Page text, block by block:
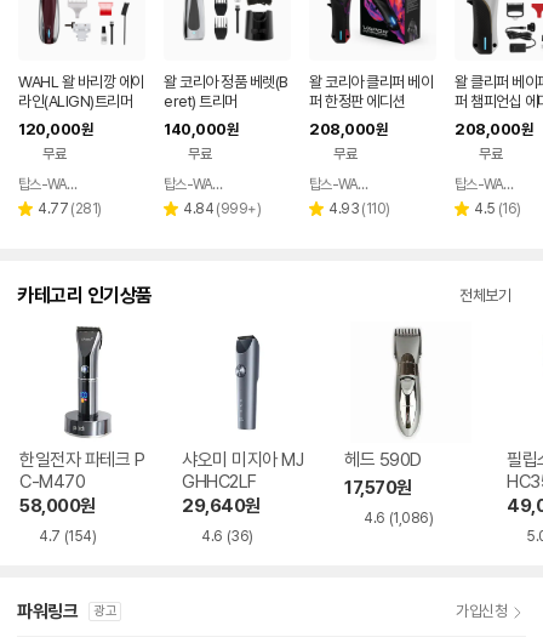
WAHL 왈 바리깡 에이
라인(ALIGN)트리머
120,000원
무료
페이
탑스-WAHL 공식수입회사
별 4.77 리
(281)
왈 코리아 정품 베렛(B
eret) 트리머
140,000원
무료
페이
탑스-WAHL 공식수입회사
별 4.84 리
(999+)
왈 코리아 클리퍼 베이
퍼 한정판 에디션
208,000원
무료
페이
탑스-WAHL 공식수입회사
별 4.93 리
(110)
왈 클리퍼 베이
퍼 챔피언십 에
208,000원
무료
탑스-WAHL 공식수입회사
별 4.5 리
(16)
카테고리 인기상품 전체보기
한일전자 파테크 P
C-M470
58,000원
4.7 (154)
샤오미 미지아 MJ
GHHC2LF
29,640원
4.6 (36)
헤드 590D
17,570원
4.6 (1,086)
필립
파워링크 광고 가입신청